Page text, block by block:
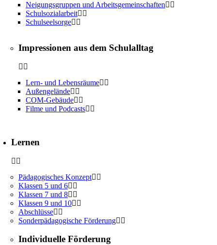
Neigungsgruppen und Arbeitsgemeinschaften
Schulsozialarbeit
Schulseelsorge
Impressionen aus dem Schulalltag
Lern- und Lebensräume
Außengelände
COM-Gebäude
Filme und Podcasts
Lernen
Pädagogisches Konzept
Klassen 5 und 6
Klassen 7 und 8
Klassen 9 und 10
Abschlüsse
Sonderpädagogische Förderung
Individuelle Förderung